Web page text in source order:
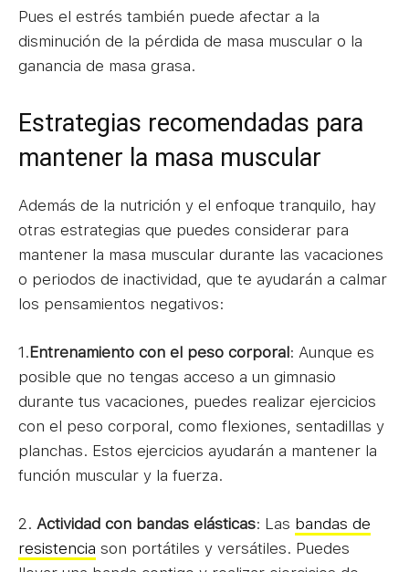
Pues el estrés también puede afectar a la
disminución de la pérdida de masa muscular o la
ganancia de masa grasa.
Estrategias recomendadas para
mantener la masa muscular
Además de la nutrición y el enfoque tranquilo, hay
otras estrategias que puedes considerar para
mantener la masa muscular durante las vacaciones
o periodos de inactividad, que te ayudarán a calmar
los pensamientos negativos:
1.Entrenamiento con el peso corporal: Aunque es
posible que no tengas acceso a un gimnasio
durante tus vacaciones, puedes realizar ejercicios
con el peso corporal, como flexiones, sentadillas y
planchas. Estos ejercicios ayudarán a mantener la
función muscular y la fuerza.
2. Actividad con bandas elásticas: Las bandas de
resistencia son portátiles y versátiles. Puedes